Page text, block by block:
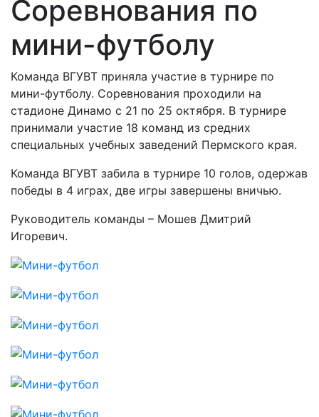
Соревнования по
мини-футболу
Команда ВГУВТ приняла участие в турнире по
мини-футболу. Соревнования проходили на
стадионе Динамо с 21 по 25 октября. В турнире
принимали участие 18 команд из средних
специальных учебных заведений Пермского края.
Команда ВГУВТ забила в турнире 10 голов, одержав
победы в 4 играх, две игры завершены вничью.
Руководитель команды – Мошев Дмитрий
Игоревич.